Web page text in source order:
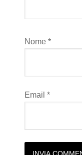
Nome *
Email *